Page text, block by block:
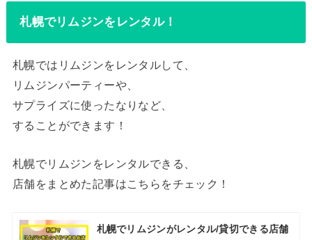
札幌でリムジンをレンタル！
札幌ではリムジンをレンタルして、
リムジンパーティーや、
サプライズに使ったなりなど、
することができます！
札幌でリムジンをレンタルできる、
店舗をまとめた記事はこちらをチェック！
札幌でリムジンがレンタル/貸切できる店舗